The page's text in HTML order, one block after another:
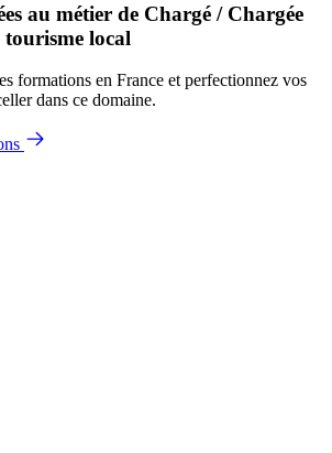
au métier de Chargé / Chargée
local
formations en France et perfectionnez vos
dans ce domaine.